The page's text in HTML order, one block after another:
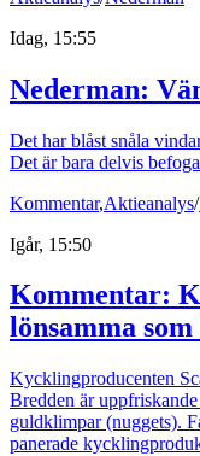
Idag, 15:55
Nederman:
Det har blåst snåla
Det är bara delvis
Kommentar,Aktieanalys/
Igår, 15:50
Kommentar:
lönsamma
Kycklingproducenten
Bredden är
guldklimpar (nuggets).
panerade